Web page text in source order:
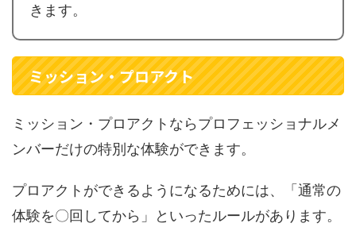
きます。
ミッション・プロアクト
ミッション・プロアクトならプロフェッショナルメ
ンバーだけの特別な体験ができます。
プロアクトができるようになるためには、「通常の
体験を〇回してから」といったルールがあります。